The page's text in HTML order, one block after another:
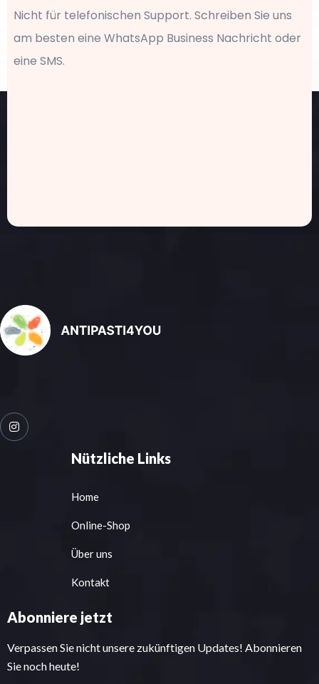
Nicht für telefonischen Support. Schreiben Sie uns
am besten eine WhatsApp Business Nachricht oder
eine SMS.
Nützliche Links
Home
Online-Shop
Über uns
Kontakt
Abonniere jetzt
Verpassen Sie nicht unsere zukünftigen Updates! Abonnieren
Sie noch heute!